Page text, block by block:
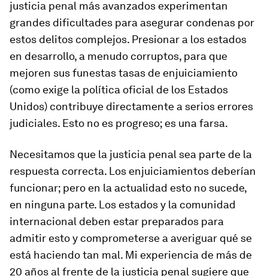
justicia penal más avanzados experimentan
grandes dificultades para asegurar condenas por
estos delitos complejos. Presionar a los estados
en desarrollo, a menudo corruptos, para que
mejoren sus funestas tasas de enjuiciamiento
(como exige la política oficial de los Estados
Unidos) contribuye directamente a serios errores
judiciales. Esto no es progreso; es una farsa.
Necesitamos que la justicia penal sea parte de la
respuesta correcta. Los enjuiciamientos deberían
funcionar; pero en la actualidad esto no sucede,
en ninguna parte. Los estados y la comunidad
internacional deben estar preparados para
admitir esto y comprometerse a averiguar qué se
está haciendo tan mal. Mi experiencia de más de
20 años al frente de la justicia penal sugiere que